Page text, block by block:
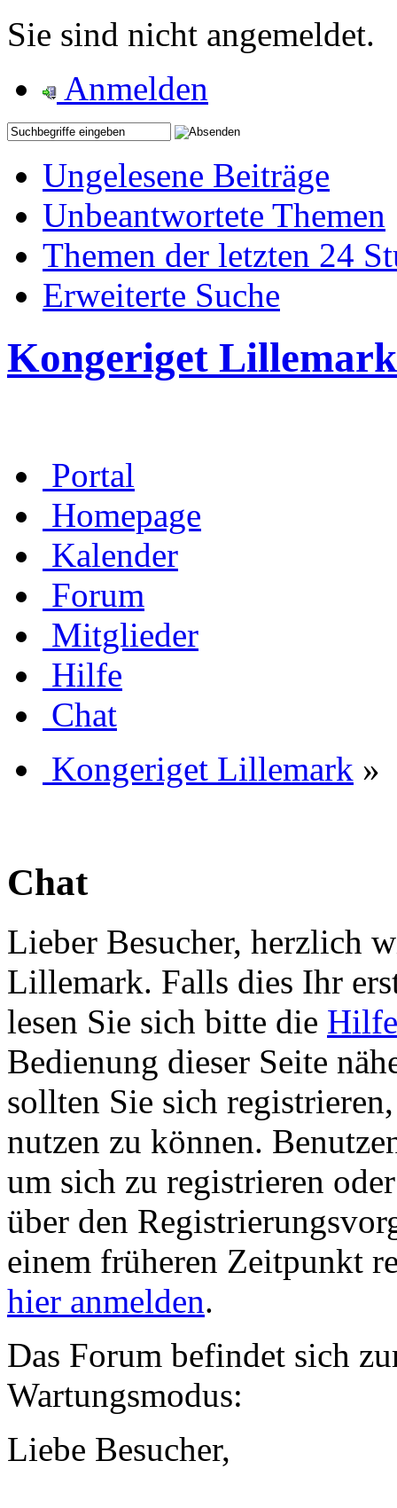
Sie sind nicht angemeldet.
Anmelden
Ungelesene Beiträge
Unbeantwortete Themen
Themen der letzten 24
Erweiterte Suche
Kongeriget Lillemark
Portal
Homepage
Kalender
Forum
Mitglieder
Hilfe
Chat
Kongeriget Lillemark »
Chat
Lieber Besucher, herzlich
Lillemark. Falls dies Ihr
lesen Sie sich bitte die Hilfe
Bedienung dieser Seite
sollten Sie sich
nutzen zu können.
um sich zu registrieren
über den
einem früheren Zeitpunkt
hier anmelden.
Das Forum befindet sich
Wartungsmodus:
Liebe Besucher,